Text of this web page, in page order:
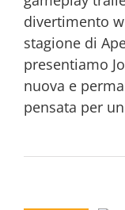
divertimento
stagione di
presentiamo
nuova e
pensata per